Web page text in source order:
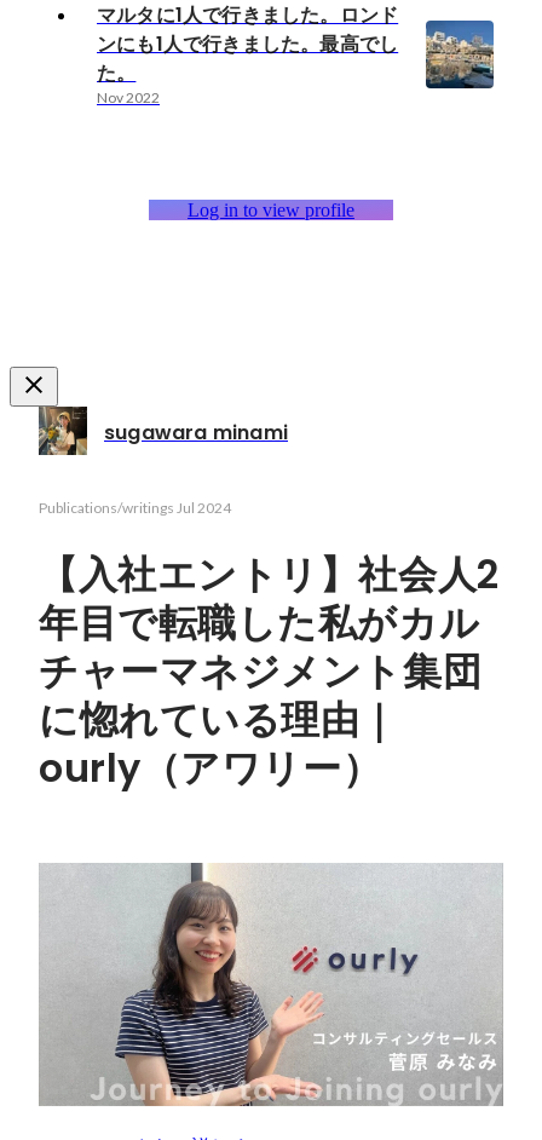
マルタに1人で行きました。ロンド
ンにも1人で行きました。最高でし
た。
Nov 2022
Log in to view profile
sugawara minami
Publications/writings Jul 2024
【入社エントリ】社会人2
年目で転職した私がカル
チャーマネジメント集団
に惚れている理由｜
ourly（アワリー）